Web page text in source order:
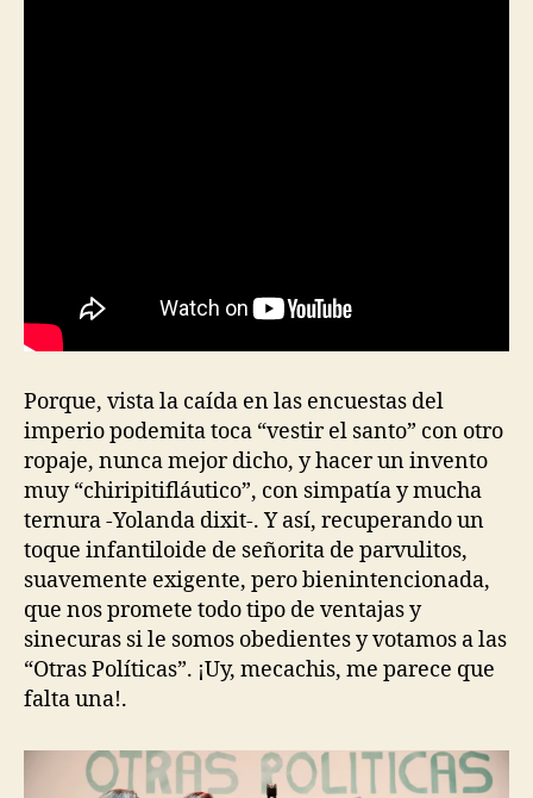
Porque, vista la caída en las encuestas del
imperio podemita toca “vestir el santo” con otro
ropaje, nunca mejor dicho, y hacer un invento
muy “chiripitifláutico”, con simpatía y mucha
ternura -Yolanda dixit-. Y así, recuperando un
toque infantiloide de señorita de parvulitos,
suavemente exigente, pero bienintencionada,
que nos promete todo tipo de ventajas y
sinecuras si le somos obedientes y votamos a las
“Otras Políticas”. ¡Uy, mecachis, me parece que
falta una!.